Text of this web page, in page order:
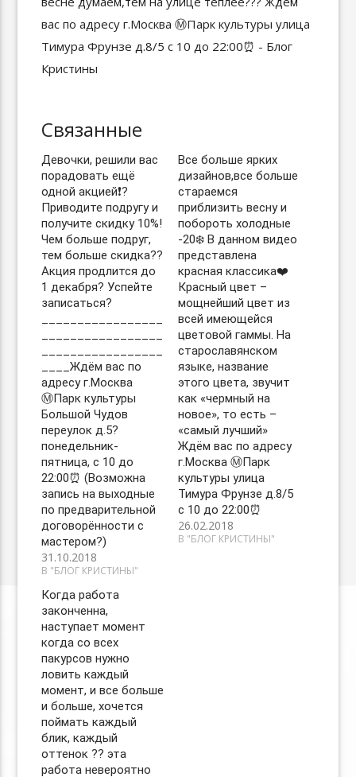
Связанные
Девочки, решили вас
порадовать ещё
одной акцией❗️?
Приводите подругу и
получите скидку 10%!
Чем больше подруг,
тем больше скидка??
Акция продлится до
1 декабря? Успейте
записаться?
____Ждём вас по
адресу г.Москва
Ⓜ️Парк культуры
Большой Чудов
переулок д.5?
понедельник-
пятница, с 10 до
22:00⏰ (Возможна
запись на выходные
по предварительной
договорённости с
мастером?)
31.10.2018
В "БЛОГ КРИСТИНЫ"
Все больше ярких
дизайнов,все больше
стараемся
приблизить весну и
побороть холодные
-20❄️ В данном видео
представлена
красная классика❤️
Красный цвет –
мощнейший цвет из
всей имеющейся
цветовой гаммы. На
старославянском
языке, название
этого цвета, звучит
как «чермный на
новое», то есть –
«самый лучший»
Ждём вас по адресу
г.Москва Ⓜ️Парк
культуры улица
Тимура Фрунзе д.8/5
с 10 до 22:00⏰
26.02.2018
В "БЛОГ КРИСТИНЫ"
Когда работа
законченна,
наступает момент
когда со всех
пакурсов нужно
ловить каждый
момент, и все больше
и больше, хочется
поймать каждый
блик, каждый
оттенок ?? эта
работа невероятно